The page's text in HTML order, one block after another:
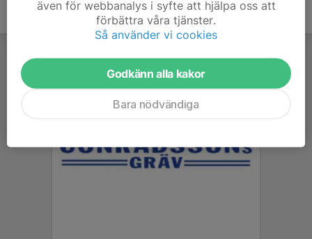
även för webbanalys i syfte att hjälpa oss att
förbättra våra tjänster.
Så använder vi cookies
Godkänn alla kakor
Bara nödvändiga